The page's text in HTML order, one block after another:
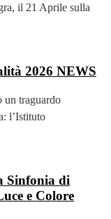
il 21 Aprile sulla
2026 NEWS
un traguardo
l’Istituto
Sinfonia di
e Colore